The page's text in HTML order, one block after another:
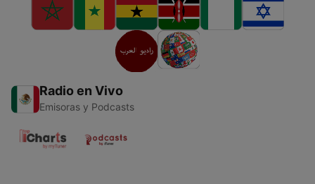
Radio en Vivo
Emisoras y Podcasts